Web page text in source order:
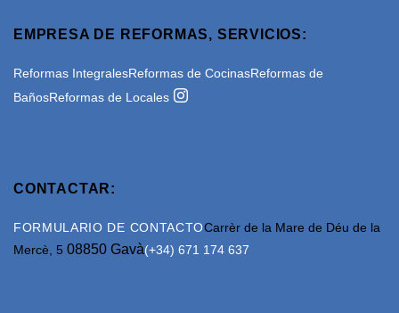
EMPRESA DE REFORMAS, SERVICIOS:
Reformas IntegralesReformas de CocinasReformas de
BañosReformas de Locales
CONTACTAR:
FORMULARIO DE CONTACTOCarrèr de la Mare de Déu de la
Mercè, 5 08850 Gavà(+34) 671 174 637